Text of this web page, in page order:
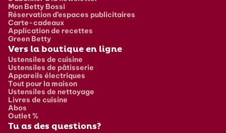
Mon Betty Bossi
Réservation d’espaces publicitaires
Carte-cadeaux
Application de recettes
Green Betty
Vers la boutique en ligne
Ustensiles de cuisine
Ustensiles de pâtisserie
Appareils électriques
Tout pour la maison
Ustensiles de nettoyage
Livres de cuisine
Abos
Outlet %
Tu as des questions?